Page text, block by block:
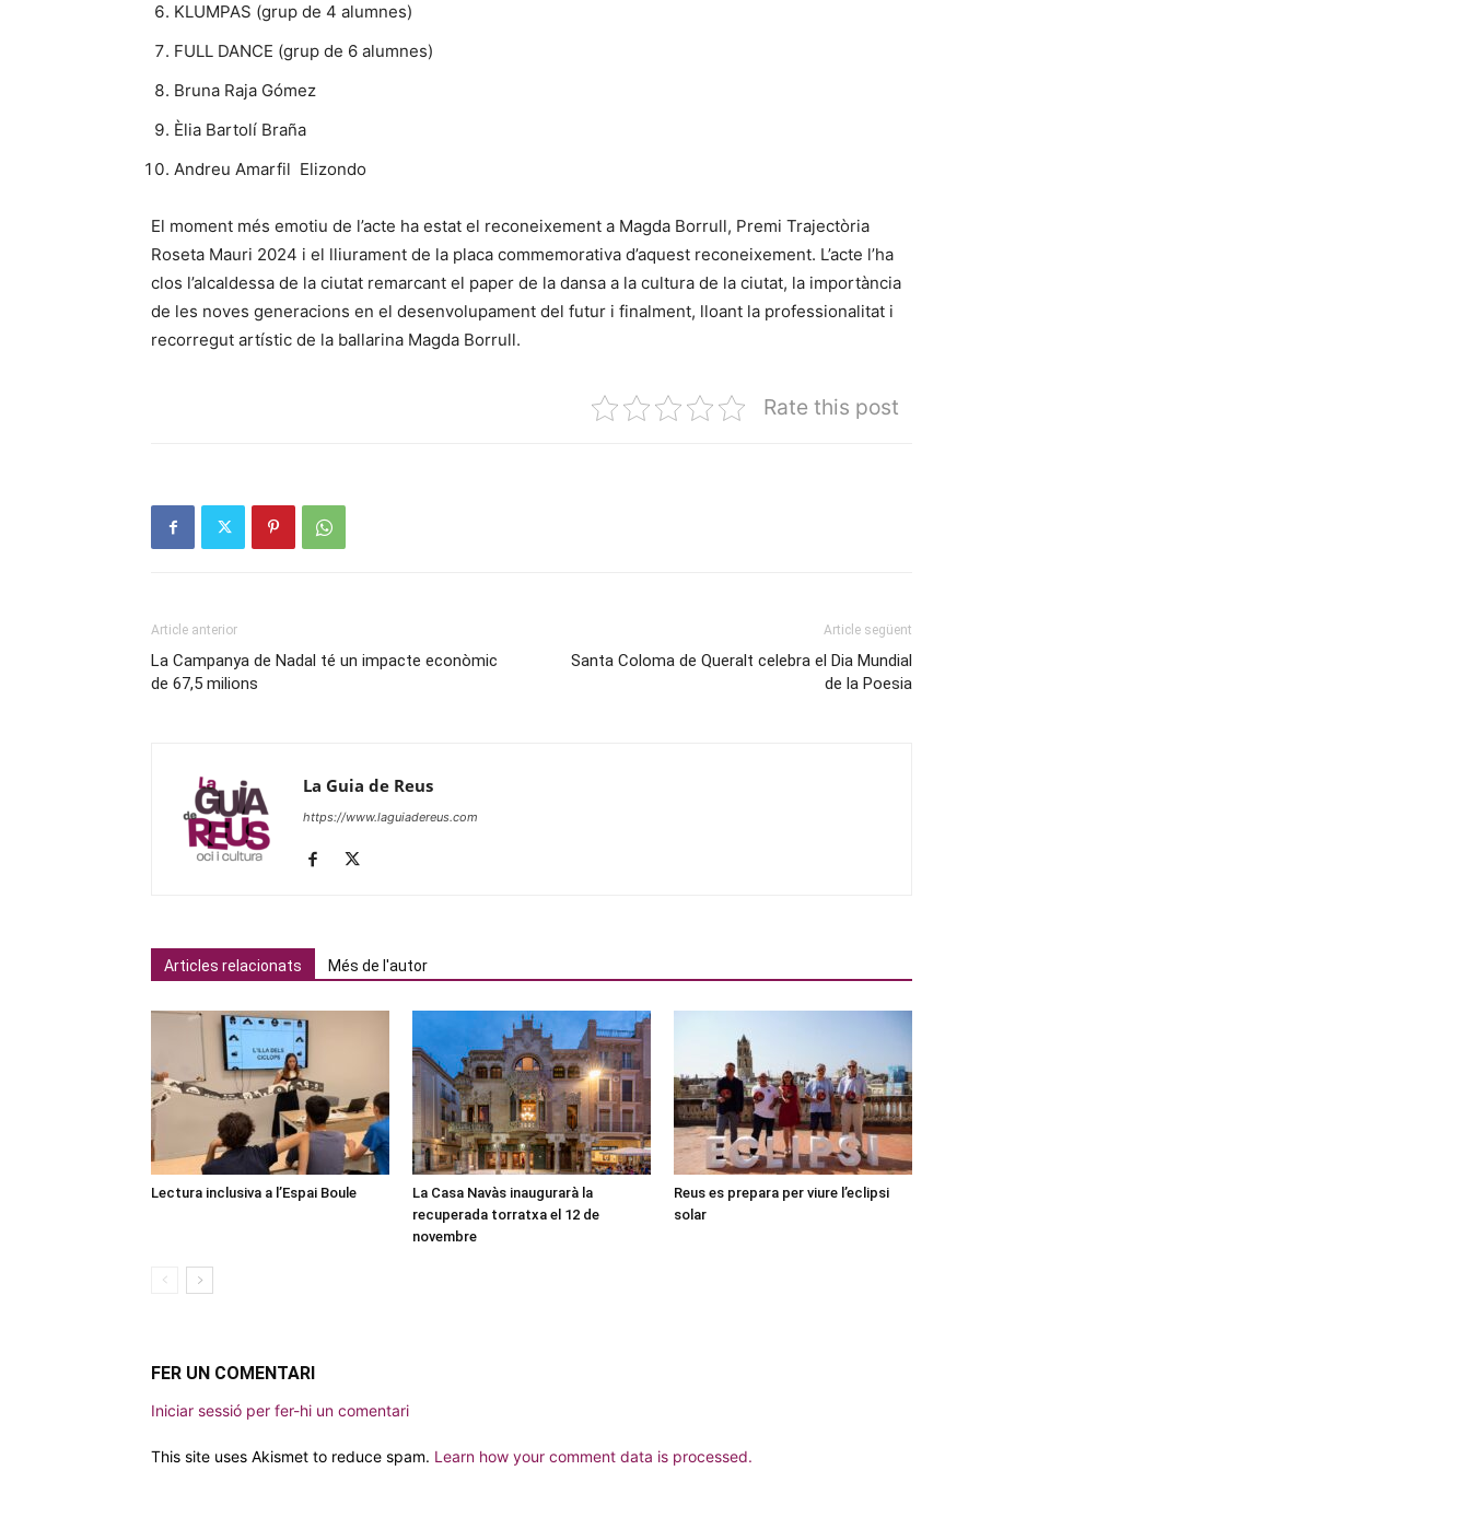
KLUMPAS (grup de 4 alumnes)
FULL DANCE (grup de 6 alumnes)
Bruna Raja Gómez
Èlia Bartolí Braña
Andreu Amarfil Elizondo
El moment més emotiu de l’acte ha estat el reconeixement a Magda Borrull, Premi Trajectòria
Roseta Mauri 2024 i el lliurament de la placa commemorativa d’aquest reconeixement. L’acte l’ha
clos l’alcaldessa de la ciutat remarcant el paper de la dansa a la cultura de la ciutat, la importància
de les noves generacions en el desenvolupament del futur i finalment, lloant la professionalitat i
recorregut artístic de la ballarina Magda Borrull.
Rate this post
Article anterior
La Campanya de Nadal té un impacte econòmic
de 67,5 milions
Article següent
Santa Coloma de Queralt celebra el Dia Mundial
de la Poesia
La Guia de Reus
https://www.laguiadereus.com
Articles relacionats Més de l'autor
Lectura inclusiva a l’Espai Boule
La Casa Navàs inaugurarà la
recuperada torratxa el 12 de
novembre
Reus es prepara per viure l’eclipsi
solar
FER UN COMENTARI
Iniciar sessió per fer-hi un comentari
This site uses Akismet to reduce spam. Learn how your comment data is processed.